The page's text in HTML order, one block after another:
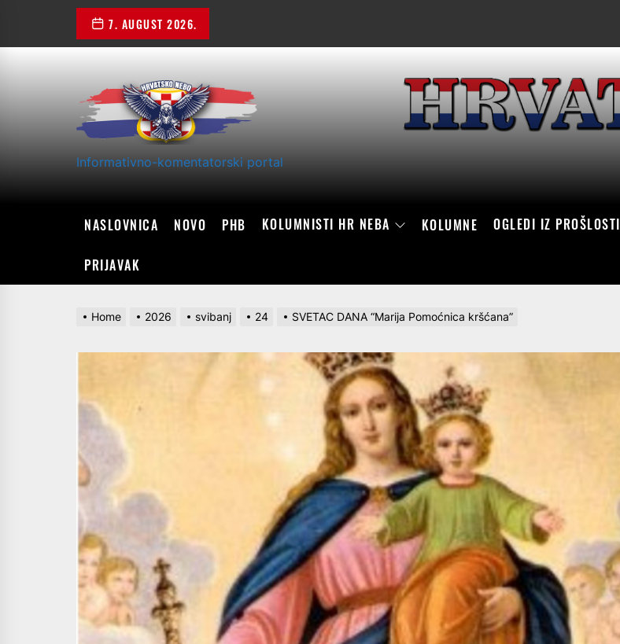
the
7. AUGUST 2026.
Informativno-komentatorski portal
NASLOVNICA NOVO PHB KOLUMNISTI HR NEBA KOLUMNE OGLEDI IZ PROŠLOSTI
PRIJAVAK
Home 2026 svibanj 24 SVETAC DANA “Marija Pomoćnica kršćana”